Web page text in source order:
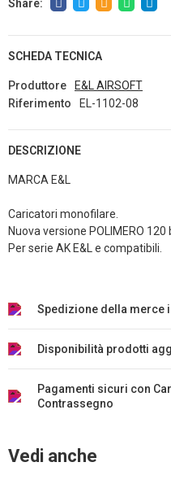
SCHEDA TECNICA
Produttore
E&L AIRSOFT
Riferimento
EL-1102-08
DESCRIZIONE
MARCA E&L
Caricatori monofilare.
Nuova versione POLIMERO 120
Per serie AK E&L e compatibili.
Spedizione della merce
Disponibilità prodotti
Pagamenti sicuri con
Contrassegno
Vedi anche